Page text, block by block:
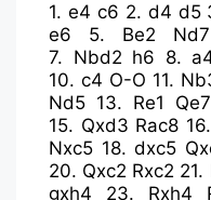
1. e4 c6 2. d4 d5
e6
5. Be2 Nd7
7. Nbd2 h6 8.
10. c4 O-O 11.
Nd5 13. Re1 Qe7
15. Qxd3 Rac8 16.
Nxc5 18.dxc5
20. Qxc2 Rxc2 21.
gxh4
23. Rxh4